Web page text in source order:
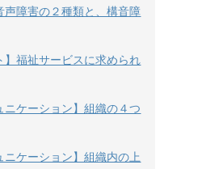
声障害の２種類と、構音障
】福祉サービスに求められ
ケーション】組織の４つ
ケーション】組織内の上